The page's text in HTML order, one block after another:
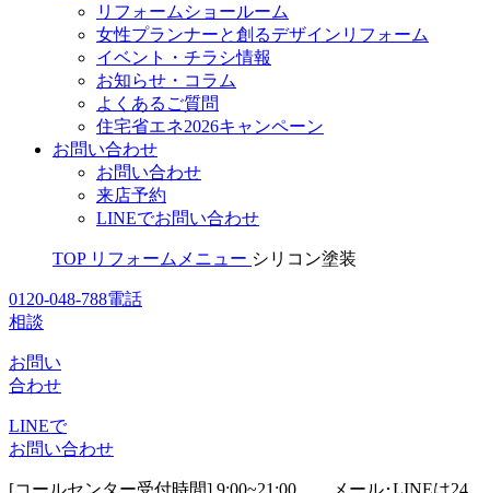
リフォームショールーム
女性プランナーと創るデザインリフォーム
イベント・チラシ情報
お知らせ・コラム
よくあるご質問
住宅省エネ2026キャンペーン
お問い合わせ
お問い合わせ
来店予約
LINEでお問い合わせ
TOP リフォームメニュー シリコン塗装
0120-048-788電話
相談
お問い
合わせ
LINEで
お問い合わせ
[コールセンター受付時間] 9:00~21:00 メール･LINEは24